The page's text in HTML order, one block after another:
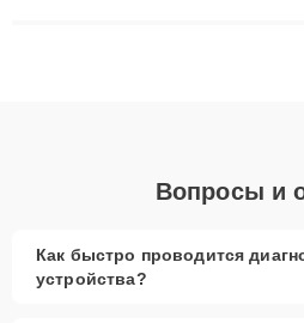
Вопросы и
Как быстро проводится
устройства?